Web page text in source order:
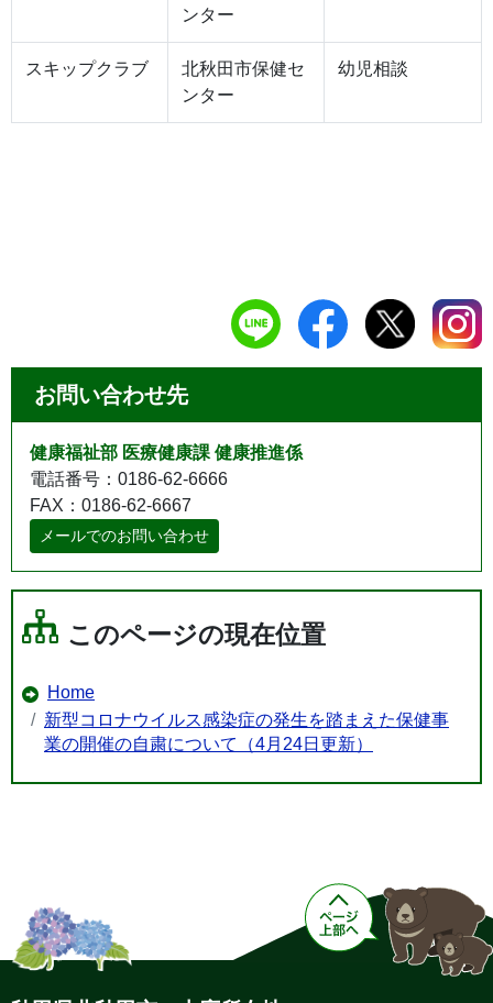
ンター
スキップクラブ
北秋田市保健セ
ンター
幼児相談
お問い合わせ先
健康福祉部 医療健康課 健康推進係
電話番号：0186-62-6666
FAX：0186-62-6667
メールでのお問い合わせ
このページの現在位置
Home
新型コロナウイルス感染症の発生を踏まえた保健事
業の開催の自粛について（4月24日更新）